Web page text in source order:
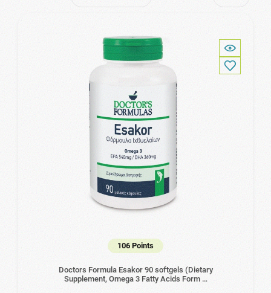
106 Points
Doctors Formula Esakor 90 softgels (Dietary
Supplement, Omega 3 Fatty Acids Form …